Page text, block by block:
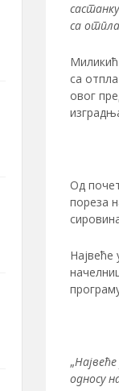
са
Миликић
са
овог
Од
пореза
Највеће
„
односу